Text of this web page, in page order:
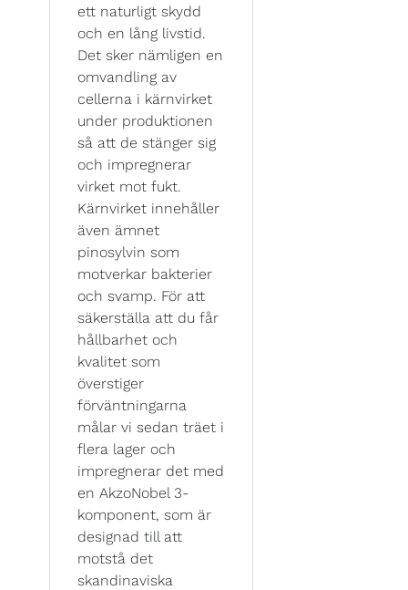
ett naturligt skydd
och en lång livstid.
Det sker nämligen en
omvandling av
cellerna i kärnvirket
under produktionen
så att de stänger sig
och impregnerar
virket mot fukt.
Kärnvirket innehåller
även ämnet
pinosylvin som
motverkar bakterier
och svamp. För att
säkerställa att du får
hållbarhet och
kvalitet som
överstiger
förväntningarna
målar vi sedan träet i
flera lager och
impregnerar det med
en AkzoNobel 3-
komponent, som är
designad till att
motstå det
skandinaviska